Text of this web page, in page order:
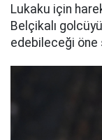
Lukaku için
Belçikalı
edebileceği öne